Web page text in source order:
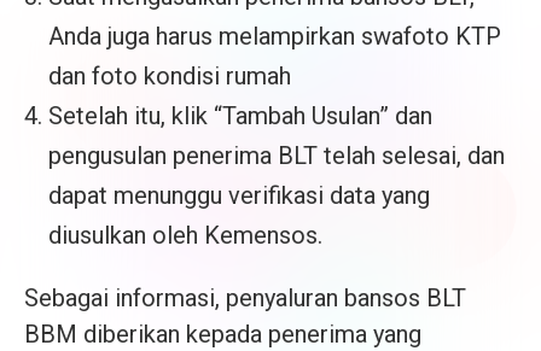
Anda juga harus melampirkan swafoto KTP
dan foto kondisi rumah
Setelah itu, klik “Tambah Usulan” dan
pengusulan penerima BLT telah selesai, dan
dapat menunggu verifikasi data yang
diusulkan oleh Kemensos.
Sebagai informasi, penyaluran bansos BLT
BBM diberikan kepada penerima yang